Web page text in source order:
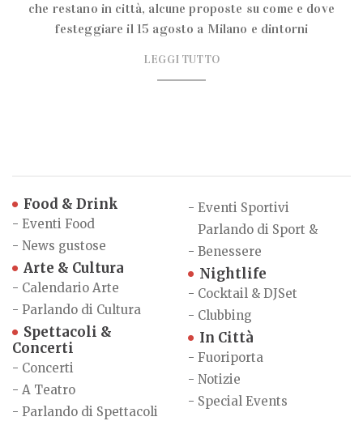
che restano in città, alcune proposte su come e dove
festeggiare il 15 agosto a Milano e dintorni
LEGGI TUTTO
Food & Drink
- Eventi Food
- News gustose
Arte & Cultura
- Calendario Arte
- Parlando di Cultura
Spettacoli &
Concerti
- Concerti
- A Teatro
- Parlando di Spettacoli
- Eventi Sportivi
-
Parlando di Sport &
Benessere
Nightlife
- Cocktail & DJSet
- Clubbing
In Città
- Fuoriporta
- Notizie
- Special Events